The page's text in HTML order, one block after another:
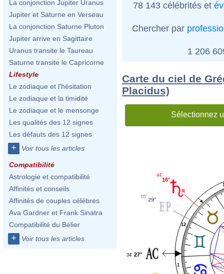
La conjonction Jupiter Uranus
Jupiter et Saturne en Verseau
La conjonction Saturne Pluton
Jupiter arrive en Sagittaire
Uranus transite le Taureau
Saturne transite le Capricorne
Lifestyle
Le zodiaque et l'hésitation
Le zodiaque et la timidité
Le zodiaque et le mensonge
Les qualités des 12 signes
Les défauts des 12 signes
+ Voir tous les articles
Compatibilité
Astrologie et compatibilité
Affinités et conseils
Affinités de couples célèbres
Ava Gardner et Frank Sinatra
Compatibilité du Bélier
+ Voir tous les articles
78 143 célébrités et
Chercher par
1 206
Carte du ciel de
Placidus)
Sélectionnez
1
12
16°
44'
29°
05'
27°
34'